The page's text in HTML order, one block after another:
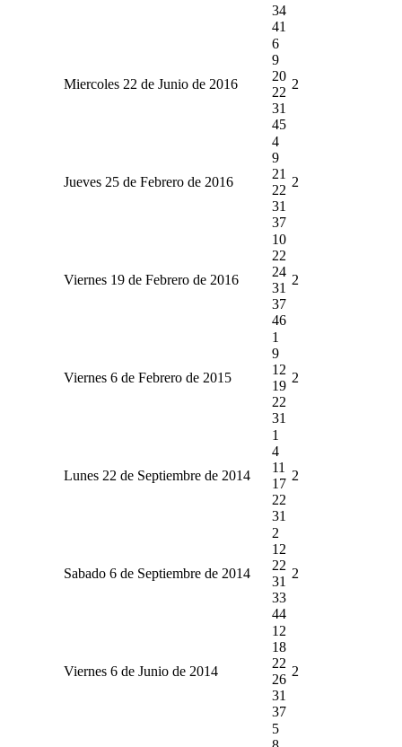
34
41
Miercoles 22 de Junio de 2016
6
9
20
22
31
45
2
Jueves 25 de Febrero de 2016
4
9
21
22
31
37
2
Viernes 19 de Febrero de 2016
10
22
24
31
37
46
2
Viernes 6 de Febrero de 2015
1
9
12
19
22
31
2
Lunes 22 de Septiembre de 2014
1
4
11
17
22
31
2
Sabado 6 de Septiembre de 2014
2
12
22
31
33
44
2
Viernes 6 de Junio de 2014
12
18
22
26
31
37
2
5